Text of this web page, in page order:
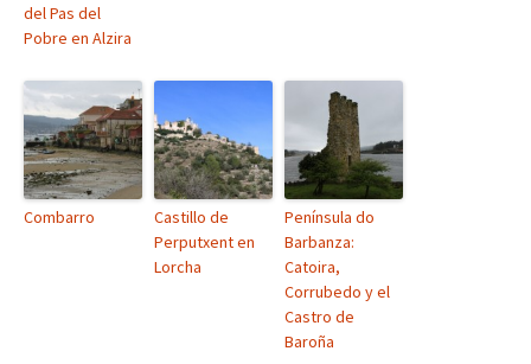
del Pas del
Pobre en Alzira
Combarro
Castillo de
Perputxent en
Lorcha
Península do
Barbanza:
Catoira,
Corrubedo y el
Castro de
Baroña